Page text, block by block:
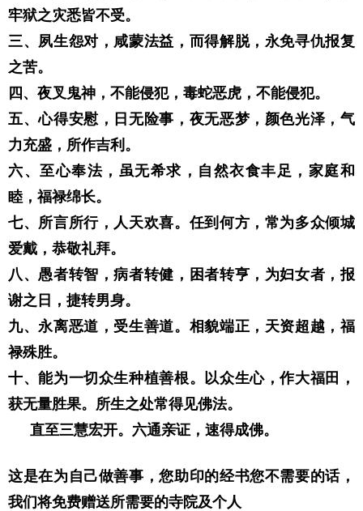
牢狱之灾悉皆不受。
三、夙生怨对，咸蒙法益，而得解脱，永免寻仇报复
之苦。
四、夜叉鬼神，不能侵犯，毒蛇恶虎，不能侵犯。
五、心得安慰，日无险事，夜无恶梦，颜色光泽，气
力充盛，所作吉利。
六、至心奉法，虽无希求，自然衣食丰足，家庭和
睦，福禄绵长。
七、所言所行，人天欢喜。任到何方，常为多众倾城
爱戴，恭敬礼拜。
八、愚者转智，病者转健，困者转亨，为妇女者，报
谢之日，捷转男身。
九、永离恶道，受生善道。相貌端正，天资超越，福
禄殊胜。
十、能为一切众生种植善根。以众生心，作大福田，
获无量胜果。所生之处常得见佛法。
直至三慧宏开。六通亲证，速得成佛。
这是在为自己做善事，您助印的经书您不需要的话，
我们将免费赠送所需要的寺院及个人